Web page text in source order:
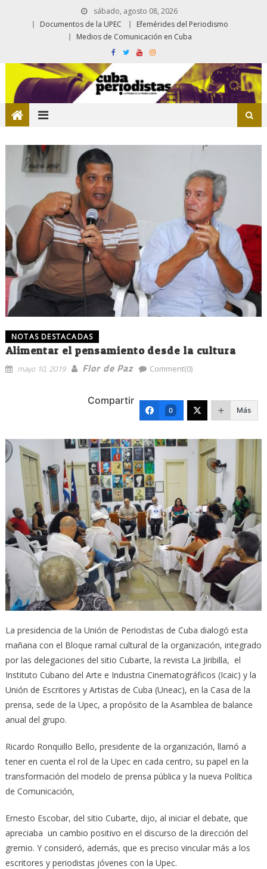
sábado, agosto 08, 2026
Documentos de la UPEC
Efemérides del Periodismo
Medios de Comunicación en Cuba
NOTAS DESTACADAS
Alimentar el pensamiento desde la cultura
mayo 10, 2019 Flor de Paz Comment(0)
Compartir
0 Más
La presidencia de la Unión de Periodistas de Cuba dialogó esta
mañana con el Bloque ramal cultural de la organización, integrado
por las delegaciones del sitio Cubarte, la revista La Jiribilla, el
Instituto Cubano del Arte e Industria Cinematográficos (Icaic) y la
Unión de Escritores y Artistas de Cuba (Uneac), en la Casa de la
prensa, sede de la Upec, a propósito de la Asamblea de balance
anual del grupo.
Ricardo Ronquillo Bello, presidente de la organización, llamó a
tener en cuenta el rol de la Upec en cada centro, su papel en la
transformación del modelo de prensa pública y la nueva Política
de Comunicación,
Ernesto Escobar, del sitio Cubarte, dijo, al iniciar el debate, que
apreciaba un cambio positivo en el discurso de la dirección del
gremio. Y consideró, además, que es preciso vincular más a los
escritores y periodistas jóvenes con la Upec.